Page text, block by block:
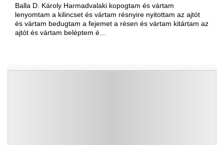
Balla D. Károly Harmadvalaki kopogtam és vártam
lenyomtam a kilincset és vártam résnyire nyitottam az ajtót
és vártam bedugtam a fejemet a résen és vártam kitártam az
ajtót és vártam beléptem é…